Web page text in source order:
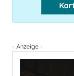
- Anzeige -